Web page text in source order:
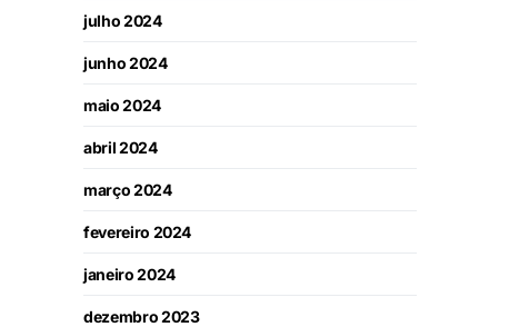
julho 2024
junho 2024
maio 2024
abril 2024
março 2024
fevereiro 2024
janeiro 2024
dezembro 2023